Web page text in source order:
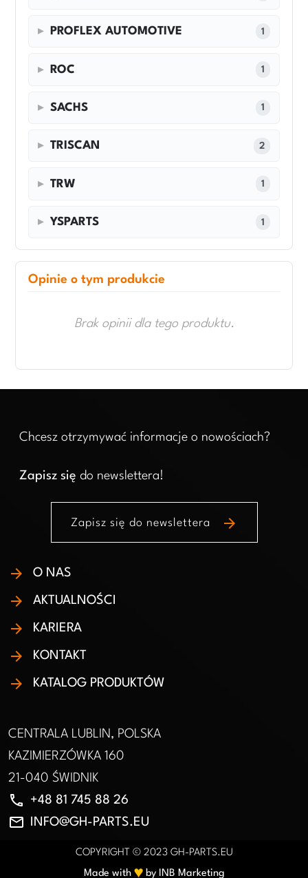
PROFLEX AUTOMOTIVE 1
ROC 1
SACHS 1
TRISCAN 2
TRW 1
YSPARTS 1
Opinie o tym produkcie
Brak opinii dla tego produktu.
Chcesz otrzymywać informacje o nowościach?
Zapisz się do newslettera!
Zapisz się do newslettera arrow_forward
O NAS
AKTUALNOŚCI
KARIERA
KONTAKT
KATALOG PRODUKTÓW
CENTRALA LUBLIN, POLSKA
KAZIMIERZÓWKA 160
21-040 ŚWIDNIK
phone +48 81 745 88 26
email INFO@GH-PARTS.EU
COPYRIGHT © 2023 GH-PARTS.EU
Made with ♥︎by INB Marketing